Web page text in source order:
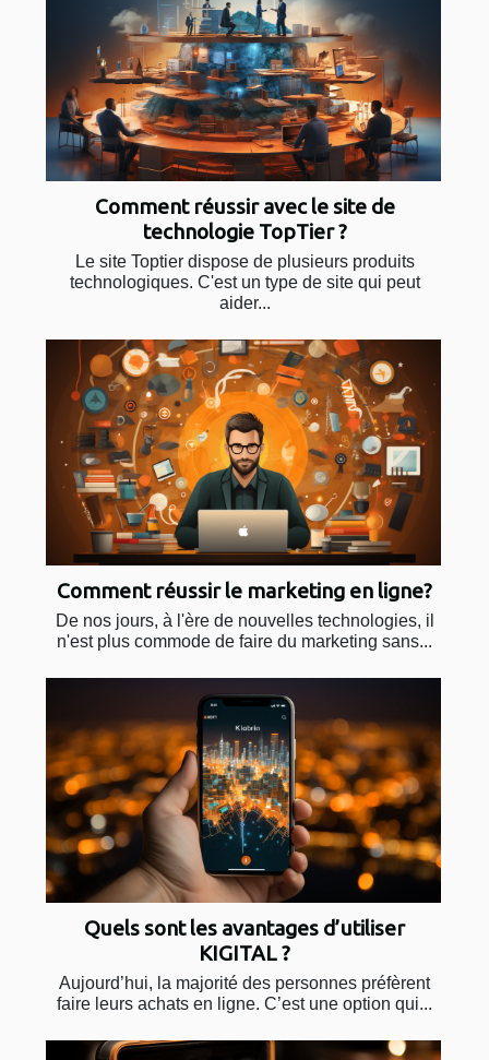
Comment réussir avec le site de
technologie TopTier ?
Le site Toptier dispose de plusieurs produits
technologiques. C'est un type de site qui peut
aider...
Comment réussir le marketing en ligne?
De nos jours, à l'ère de nouvelles technologies, il
n'est plus commode de faire du marketing sans...
Quels sont les avantages d’utiliser
KIGITAL ?
Aujourd’hui, la majorité des personnes préfèrent
faire leurs achats en ligne. C’est une option qui...